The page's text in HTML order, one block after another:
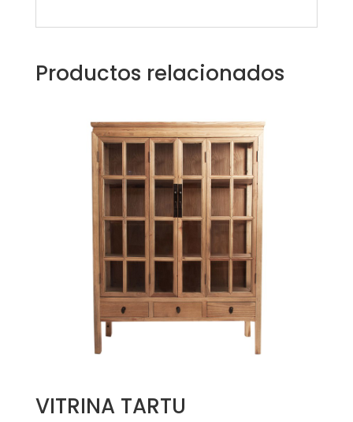
Productos relacionados
VITRINA TARTU